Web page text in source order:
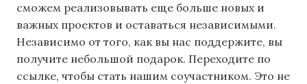
сможем реализовывать еще больше новых и
важных проектов и оставаться независимыми.
Независимо от того, как вы нас поддержите, вы
получите небольшой подарок. Переходите по
ссылке, чтобы стать нашим соучастником. Это не